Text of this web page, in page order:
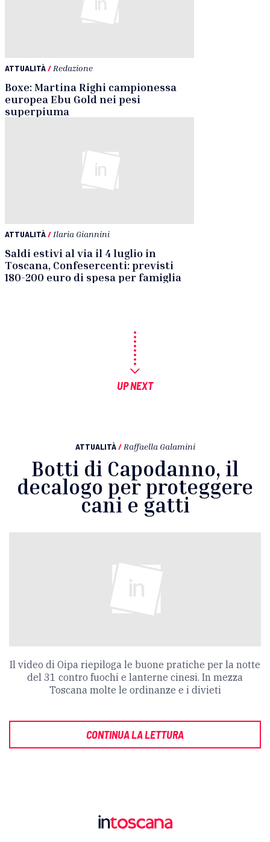
ATTUALITÀ/ Redazione
Boxe: Martina Righi campionessa
europea Ebu Gold nei pesi
superpiuma
ATTUALITÀ/ Ilaria Giannini
Saldi estivi al via il 4 luglio in
Toscana, Confesercenti: previsti
180-200 euro di spesa per famiglia
UP NEXT
ATTUALITÀ / Raffaella Galamini
Botti di Capodanno, il
decalogo per proteggere
cani e gatti
Il video di Oipa riepiloga le buone pratiche per la notte
del 31 contro fuochi e lanterne cinesi. In mezza
Toscana molte le ordinanze e i divieti
CONTINUA LA LETTURA